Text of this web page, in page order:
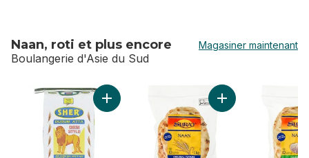
Naan, roti et plus encore Magasiner maintenant
Boulangerie d'Asie du Sud
sauter Naan, roti et plus encore
Ajouter Farine de blé dur style Brar Sher
Ajouter Pains plats